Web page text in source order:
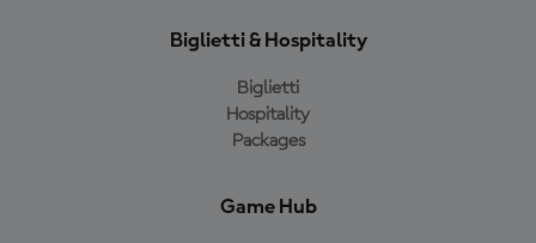
Biglietti & Hospitality
Biglietti
Hospitality
Packages
Game Hub